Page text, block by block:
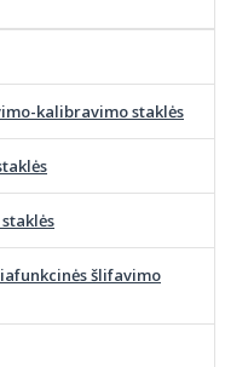
kalibravimo staklės
šlifavimo